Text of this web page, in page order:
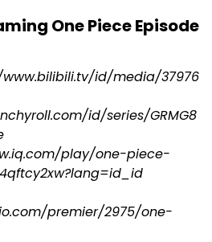
One Piece Episode
id/media/37976
id/series/GRMG8
play/one-piece-
premier/2975/one-